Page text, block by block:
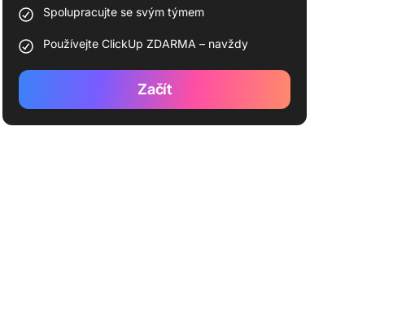
Spolupracujte se svým týmem
Používejte ClickUp ZDARMA – navždy
Začít